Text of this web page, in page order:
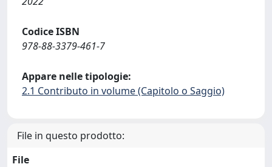
Codice ISBN
978-88-3379-461-7
Appare nelle tipologie:
2.1 Contributo in volume (Capitolo o Saggio)
File in questo prodotto:
File